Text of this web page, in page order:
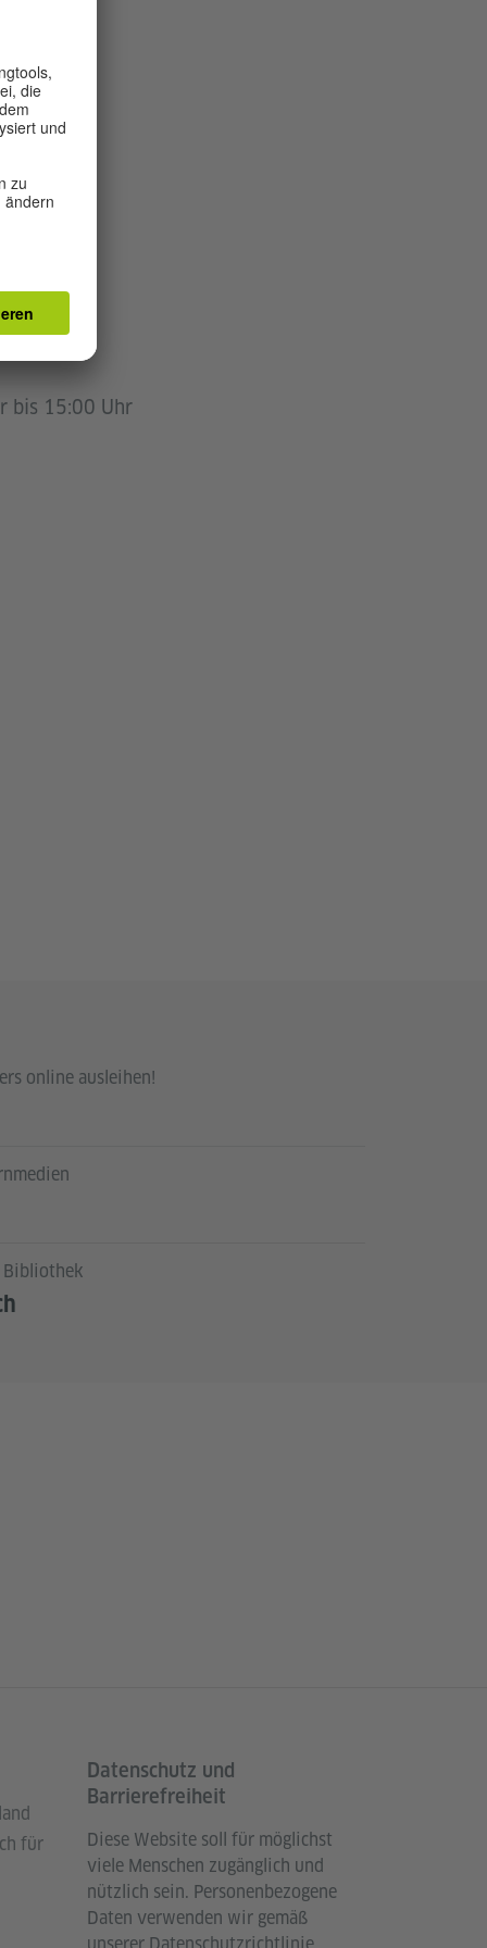
bis 15:00 Uhr
online ausleihen!
Bibliothek
für
Datenschutz und
Barrierefreiheit
Diese Website soll für möglichst
viele Menschen zugänglich und
nützlich sein. Personenbezogene
Daten verwenden wir gemäß